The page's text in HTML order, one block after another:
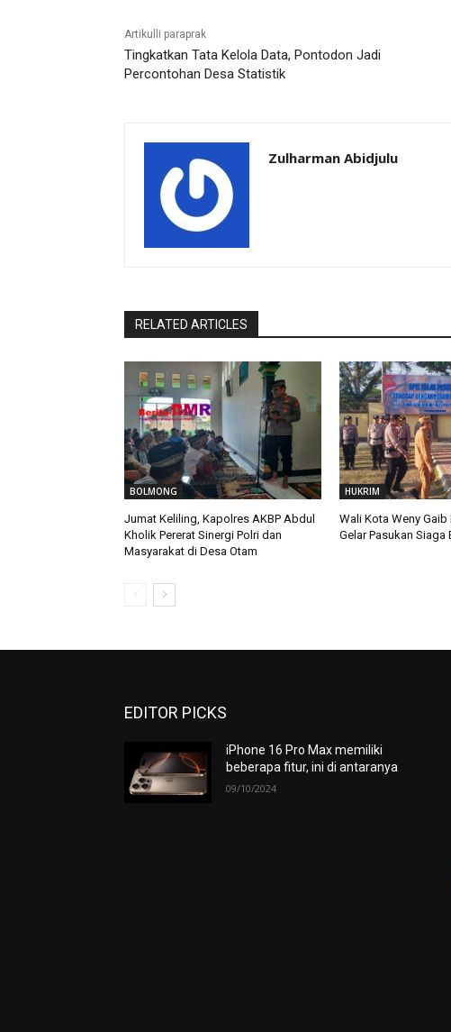
Artikulli paraprak
Tingkatkan Tata Kelola Data, Pontodon Jadi
Percontohan Desa Statistik
Zulharman Abidjulu
RELATED ARTICLES
BOLMONG
Jumat Keliling, Kapolres AKBP Abdul
Kholik Pererat Sinergi Polri dan
Masyarakat di Desa Otam
HUKRIM
Wali Kota Weny Gaib
Gelar Pasukan Siaga
EDITOR PICKS
iPhone 16 Pro Max memiliki
beberapa fitur, ini di antaranya
09/10/2024